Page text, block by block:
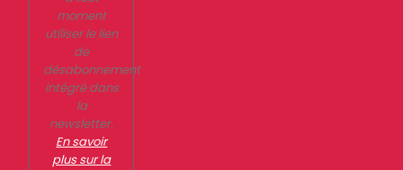
moment
utiliser le lien
de
désabonnement
intégré dans
la
newsletter.
En savoir
plus sur la